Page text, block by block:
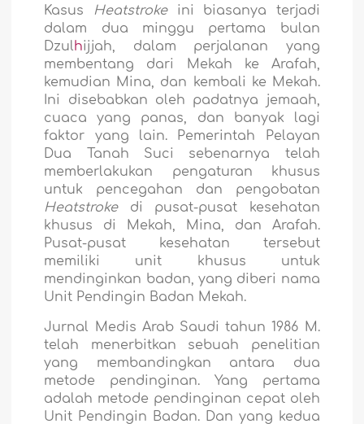
Kasus Heatstrokeini biasanya terjadi
dalam dua minggu pertama bulan
Dzul hijjah, dalam perjalanan yang
membentang dari Mekah ke Arafah,
kemudian Mina, dan kembali ke Mekah.
Ini disebabkan oleh padatnya jemaah,
cuaca yang panas, dan banyak lagi
faktor yang lain. Pemerintah Pelayan
Dua Tanah Suci sebenarnya telah
memberlakukan pengaturan khusus
untuk pencegahan dan pengobatan
Heatstrokedi pusat-pusat kesehatan
khusus di Mekah, Mina, dan Arafah.
Pusat-pusat kesehatan tersebut
memiliki unit khusus untuk
mendinginkan badan, yang diberi nama
Unit Pendingin Badan Mekah.
Jurnal Medis Arab Saudi tahun 1986 M.
telah menerbitkan sebuah penelitian
yang membandingkan antara dua
metode pendinginan. Yang pertama
adalah metode pendinginan cepat oleh
Unit Pendingin Badan. Dan yang kedua